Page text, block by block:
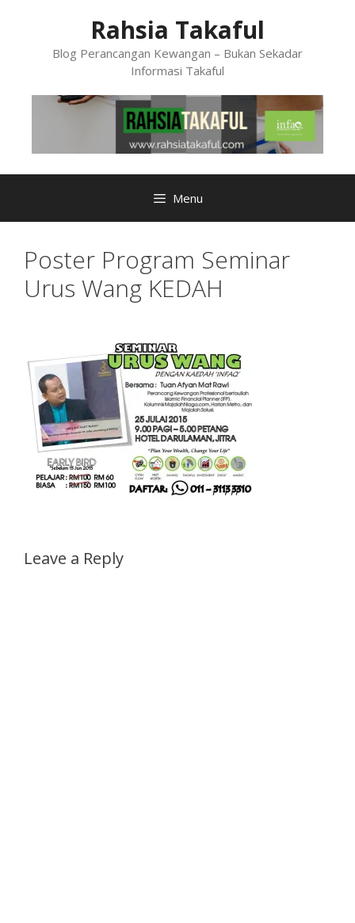
Rahsia Takaful
Blog Perancangan Kewangan – Bukan Sekadar
Informasi Takaful
Menu
Poster Program Seminar
Urus Wang KEDAH
Leave a Reply